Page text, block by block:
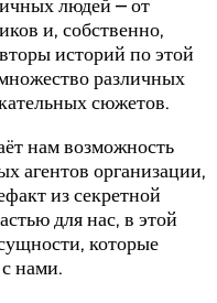
людей – от
и, собственно,
историй по этой
различных
сюжетов.
нам возможность
агентов организации,
из секретной
для нас, в этой
которые
нами.